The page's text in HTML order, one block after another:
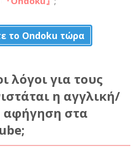
το Ondoku τώρα
λόγοι για τους
η αγγλική/
αφήγηση στα